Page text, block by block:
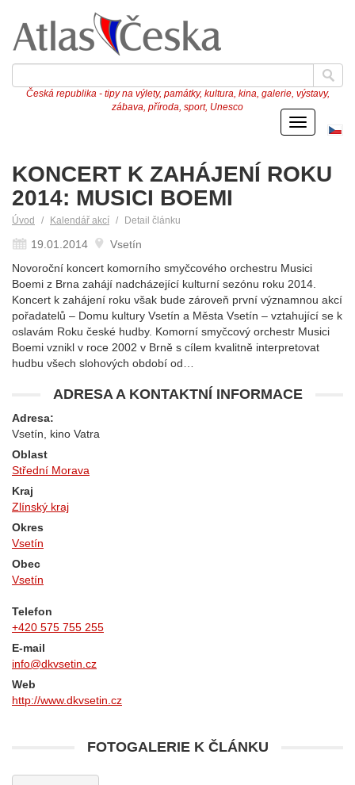
Česká republika - tipy na výlety, památky, kultura, kina, galerie, výstavy,
zábava, příroda, sport, Unesco
Menu
KONCERT K ZAHÁJENÍ ROKU
2014: MUSICI BOEMI
Úvod Kalendář akcí Detail článku
19.01.2014
Vsetín
Novoroční koncert komorního smyčcového orchestru Musici
Boemi z Brna zahájí nadcházející kulturní sezónu roku 2014.
Koncert k zahájení roku však bude zároveň první významnou akcí
pořadatelů – Domu kultury Vsetín a Města Vsetín – vztahující se k
oslavám Roku české hudby. Komorní smyčcový orchestr Musici
Boemi vznikl v roce 2002 v Brně s cílem kvalitně interpretovat
hudbu všech slohových období od…
ADRESA A KONTAKTNÍ INFORMACE
Adresa:
Vsetín, kino Vatra
Oblast
Střední Morava
Kraj
Zlínský kraj
Okres
Vsetín
Obec
Vsetín
Telefon
+420 575 755 255
E-mail
info@dkvsetin.cz
Web
http://www.dkvsetin.cz
FOTOGALERIE K ČLÁNKU